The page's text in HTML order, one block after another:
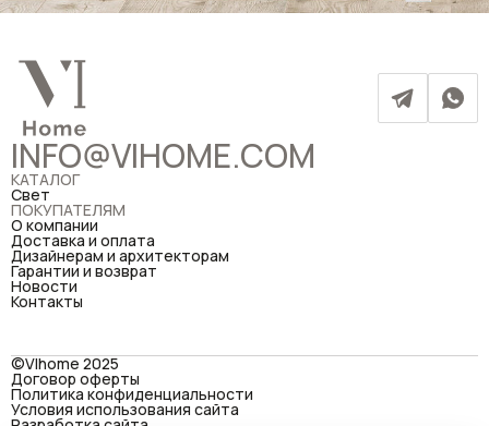
INFO@VIHOME.COM
КАТАЛОГ
Свет
ПОКУПАТЕЛЯМ
О компании
Доставка и оплата
Дизайнерам и архитекторам
Гарантии и возврат
Новости
Контакты
©VIhome 2025
Договор оферты
Политика конфиденциальности
Условия использования сайта